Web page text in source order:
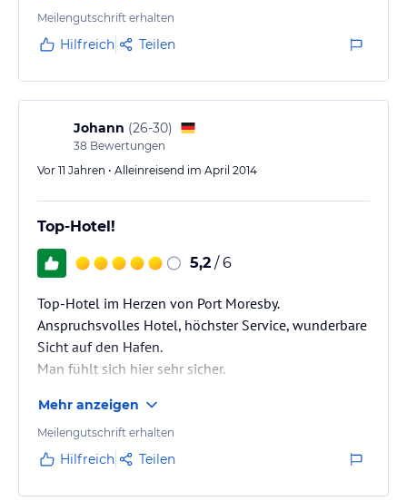
Meilengutschrift erhalten
Hilfreich Teilen
Johann (26-30)
38 Bewertungen
Vor 11 Jahren • Alleinreisend im April 2014
Top-Hotel!
5,2 / 6
Top-Hotel im Herzen von Port Moresby.
Anspruchsvolles Hotel, höchster Service, wunderbare
Sicht auf den Hafen.
Man fühlt sich hier sehr sicher.
Mehr anzeigen
Meilengutschrift erhalten
Hilfreich Teilen